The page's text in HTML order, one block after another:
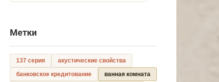
Метки
137 серия
акустические свойства
банковское кредитование
ванная комната